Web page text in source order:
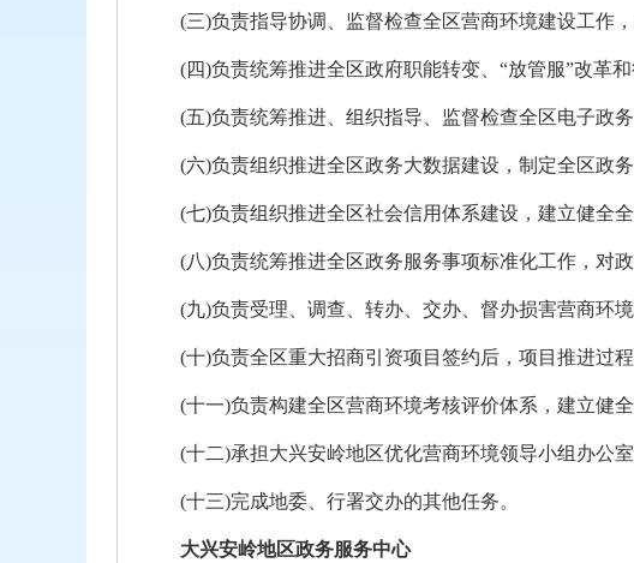
(三)负责指导协调、监督检查全区营商环境建设工作
(四)负责统筹推进全区政府职能转变、“放管服”改革
(五)负责统筹推进、组织指导、监督检查全区电子政
(六)负责组织推进全区政务大数据建设，制定全区政
(七)负责组织推进全区社会信用体系建设，建立健全
(八)负责统筹推进全区政务服务事项标准化工作，对
(九)负责受理、调查、转办、交办、督办损害营商环
(十)负责全区重大招商引资项目签约后，项目推进过
(十一)负责构建全区营商环境考核评价体系，建立健
(十二)承担大兴安岭地区优化营商环境领导小组办公室
(十三)完成地委、行署交办的其他任务。
大兴安岭地区政务服务中心